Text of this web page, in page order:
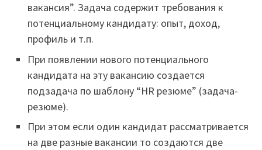
вакансия”. Задача содержит требования к
потенциальному кандидату: опыт, доход,
профиль и т.п.
При появлении нового потенциального
кандидата на эту вакансию создается
подзадача по шаблону “HR резюме” (задача-
резюме).
При этом если один кандидат рассматривается
на две разные вакансии то создаются две